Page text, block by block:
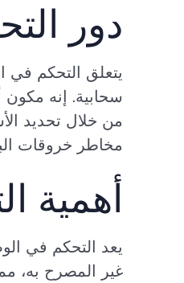
دور
يتعلق التحكم في
سحابية. إنه
من خلال تحديد
مخاطر خروقات
أهمية
يعد التحكم في
غير المصرح به،